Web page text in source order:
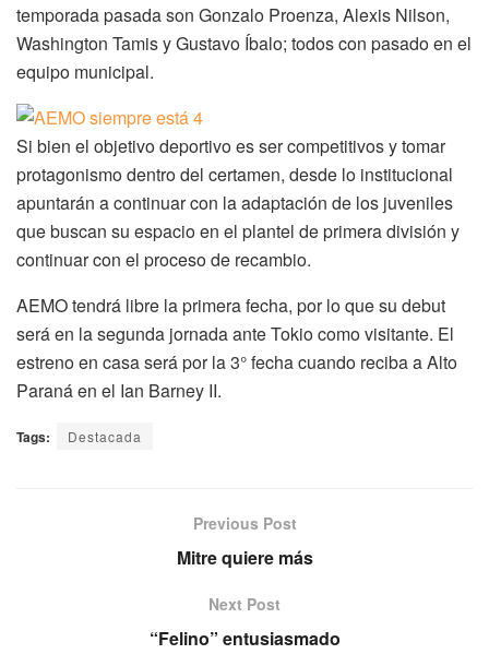
temporada pasada son Gonzalo Proenza, Alexis Nilson,
Washington Tamis y Gustavo Íbalo; todos con pasado en el
equipo municipal.
Si bien el objetivo deportivo es ser competitivos y tomar
protagonismo dentro del certamen, desde lo institucional
apuntarán a continuar con la adaptación de los juveniles
que buscan su espacio en el plantel de primera división y
continuar con el proceso de recambio.
AEMO tendrá libre la primera fecha, por lo que su debut
será en la segunda jornada ante Tokio como visitante. El
estreno en casa será por la 3° fecha cuando reciba a Alto
Paraná en el Ian Barney II.
Tags: Destacada
Previous Post
Mitre quiere más
Next Post
“Felino” entusiasmado